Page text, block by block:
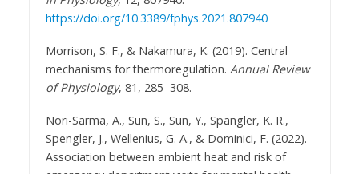
https://doi.org/10.3389/fphys.2021.807940
Morrison, S. F., & Nakamura, K. (2019). Central
mechanisms for thermoregulation. Annual Review
of Physiology, 81, 285–308.
Nori-Sarma, A., Sun, S., Sun, Y., Spangler, K. R.,
Spengler, J., Wellenius, G. A., & Dominici, F. (2022).
Association between ambient heat and risk of